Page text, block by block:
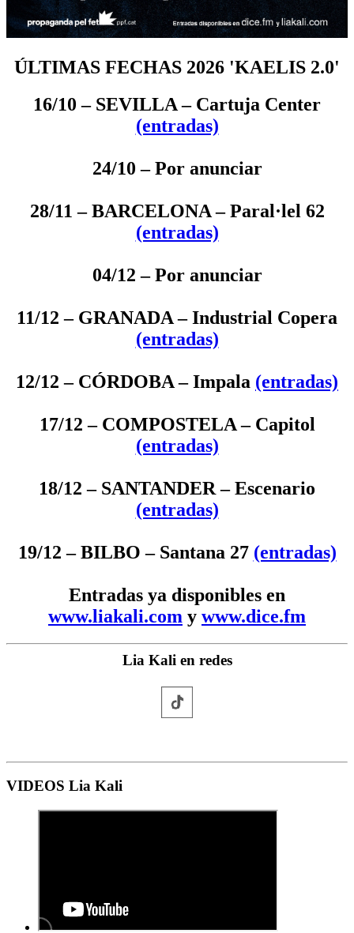
ÚLTIMAS FECHAS 2026 'KAELIS 2.0'
16/10 – SEVILLA – Cartuja Center
(entradas)
24/10 – Por anunciar
28/11 – BARCELONA – Paral·lel 62
(entradas)
04/12 – Por anunciar
11/12 – GRANADA – Industrial Copera
(entradas)
12/12 – CÓRDOBA – Impala (entradas)
17/12 – COMPOSTELA – Capitol
(entradas)
18/12 – SANTANDER – Escenario
(entradas)
19/12 – BILBO – Santana 27 (entradas)
Entradas ya disponibles en
www.liakali.com y www.dice.fm
Lia Kali en redes
VIDEOS Lia Kali